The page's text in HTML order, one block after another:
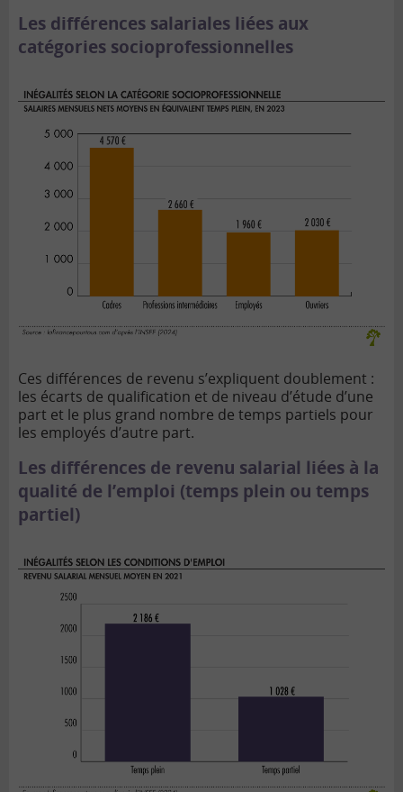
Les différences salariales liées aux
catégories socioprofessionnelles
Ces différences de revenu s’expliquent doublement :
les écarts de qualification et de niveau d’étude d’une
part et le plus grand nombre de temps partiels pour
les employés d’autre part.
Les différences de revenu salarial liées à la
qualité de l’emploi (temps plein ou temps
partiel)